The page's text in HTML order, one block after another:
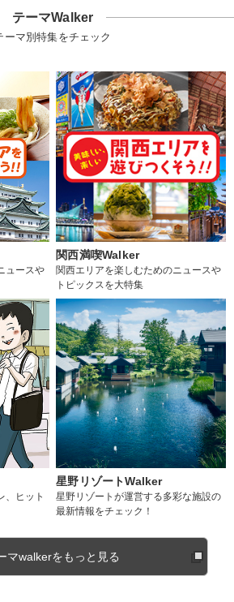
テーマWalker
ーマ別特集をチェック
ュースや
関西満喫Walker
関西エリアを楽しむためのニュースや
トピックスを大特集
、ヒット
星野リゾートWalker
星野リゾートが運営する多彩な施設の
最新情報をチェック！
マwalkerをもっと見る